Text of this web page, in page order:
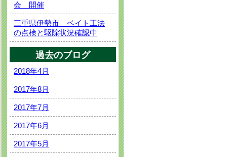
会 開催
三重県伊勢市 ベイト工法
の点検と駆除状況確認中
過去のブログ
2018年4月
2017年8月
2017年7月
2017年6月
2017年5月